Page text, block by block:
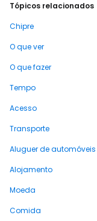
Tópicos relacionados
Chipre
O que ver
O que fazer
Tempo
Acesso
Transporte
Aluguer de automóveis
Alojamento
Moeda
Comida